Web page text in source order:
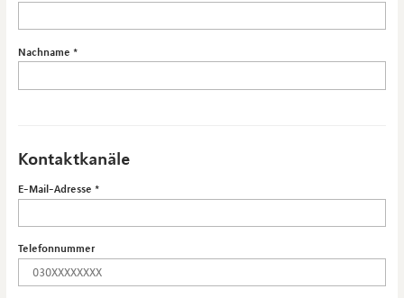
Nachname
Kontaktkanäle
E-Mail-Adresse
Telefonnummer